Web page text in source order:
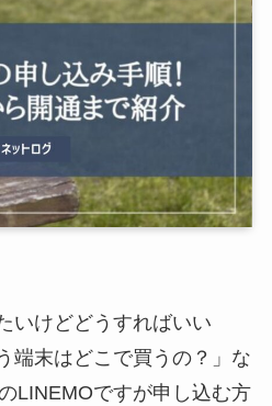
いけどどうすればいい
端末はどこで買うの？」な
LINEMOですが申し込む方